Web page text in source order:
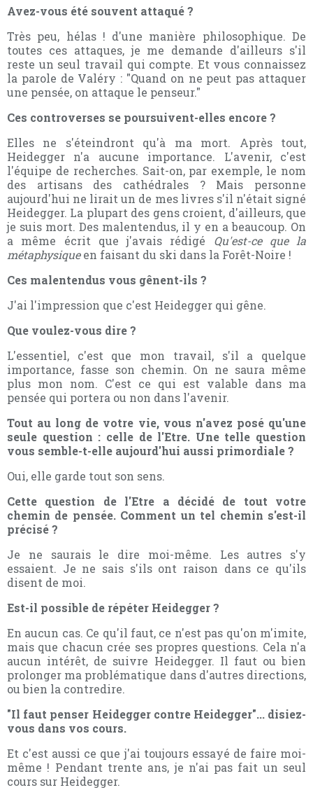
Avez-vous été souvent attaqué ?
Très peu, hélas ! d'une manière philosophique. De
toutes ces attaques, je me demande d'ailleurs s'il
reste un seul travail qui compte. Et vous connaissez
la parole de Valéry : "Quand on ne peut pas attaquer
une pensée, on attaque le penseur."
Ces controverses se poursuivent-elles encore ?
Elles ne s'éteindront qu'à ma mort. Après tout,
Heidegger n'a aucune importance. L'avenir, c'est
l'équipe de recherches. Sait-on, par exemple, le nom
des artisans des cathédrales ? Mais personne
aujourd'hui ne lirait un de mes livres s'il n'était signé
Heidegger. La plupart des gens croient, d'ailleurs, que
je suis mort. Des malentendus, il y en a beaucoup. On
a même écrit que j'avais rédigé Qu'est-ce que la
métaphysiqueen faisant du ski dans la Forêt-Noire !
Ces malentendus vous gênent-ils ?
J'ai l'impression que c'est Heidegger qui gêne.
Que voulez-vous dire ?
L'essentiel, c'est que mon travail, s'il a quelque
importance, fasse son chemin. On ne saura même
plus mon nom. C'est ce qui est valable dans ma
pensée qui portera ou non dans l'avenir.
Tout au long de votre vie, vous n'avez posé qu'une
seule question : celle de l'Etre. Une telle question
vous semble-t-elle aujourd'hui aussi primordiale ?
Oui, elle garde tout son sens.
Cette question de l'Etre a décidé de tout votre
chemin de pensée. Comment un tel chemin s'est-il
précisé ?
Je ne saurais le dire moi-même. Les autres s'y
essaient. Je ne sais s'ils ont raison dans ce qu'ils
disent de moi.
Est-il possible de répéter Heidegger ?
En aucun cas. Ce qu'il faut, ce n'est pas qu'on m'imite,
mais que chacun crée ses propres questions. Cela n'a
aucun intérêt, de suivre Heidegger. Il faut ou bien
prolonger ma problématique dans d'autres directions,
ou bien la contredire.
"Il faut penser Heidegger contre Heidegger"... disiez-
vous dans vos cours.
Et c'est aussi ce que j'ai toujours essayé de faire moi-
même ! Pendant trente ans, je n'ai pas fait un seul
cours sur Heidegger.